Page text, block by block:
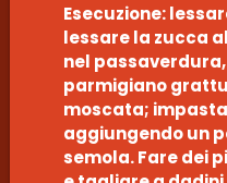
Esecuzione:
lessare la zucca
nel
parmigiano
moscata;
aggiungendo un
semola. Fare dei